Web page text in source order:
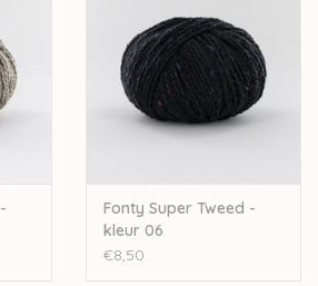
Fonty Super Tweed -
kleur 06
€8,50